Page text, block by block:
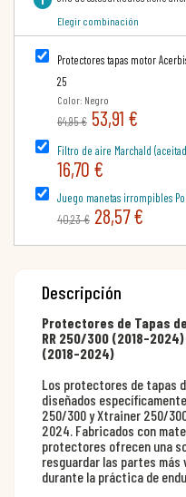
Elegir combinación
Protectores tapas motor
25
Color: Negro
64,95 € 53,91 €
Filtro de aire Marchald
16,70 €
Juego manetas irrompibles
40,23 € 28,57 €
Descripción
Protectores de Tapas
RR 250/300 (2018-
(2018-2024)
Los protectores de tapas
diseñados
250/300 y Xtrainer 250/
2024. Fabricados con
protectores ofrecen una
resguardar las partes más
durante la práctica de